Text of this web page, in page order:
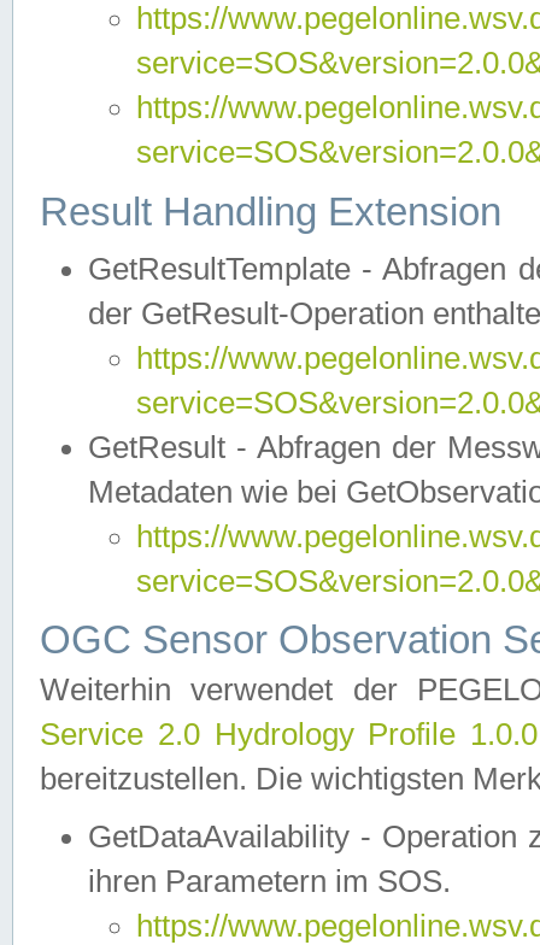
https://
https://
Result Handling Extension
GetResultTemplate - Abfragen
der GetResult-Operation
https://
GetResult - Abfragen der
Metadaten wie bei
https://
OGC Sensor Observation
Weiterhin verwendet der
Service 2.0 Hydrology Profile
bereitzustellen. Die wichtigsten
GetDataAvailability - Operation
ihren Parametern im SOS.
https://